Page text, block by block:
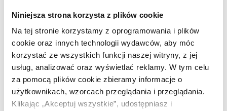
Niniejsza strona korzysta z plików cookie
Na tej stronie korzystamy z oprogramowania i plików
cookie oraz innych technologii wydawców, aby móc
korzystać ze wszystkich funkcji naszej witryny, z jej
usług, analizować oraz wyświetlać reklamy. W tym celu
za pomocą plików cookie zbieramy informacje o
użytkownikach, wzorcach przeglądania i przeglądania.
Klikając „Akceptuj wszystkie”, udostępniasz i
WARTO DOKUPIĆ